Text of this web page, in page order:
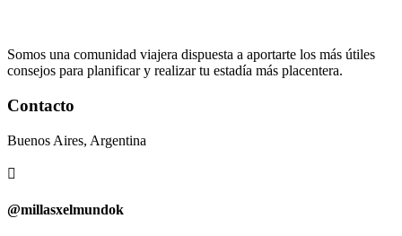
Somos una comunidad viajera dispuesta a aportarte los más útiles
consejos para planificar y realizar tu estadía más placentera.
Contacto
Buenos Aires, Argentina

@millasxelmundok